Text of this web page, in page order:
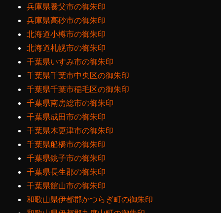
兵庫県養父市の御朱印
兵庫県高砂市の御朱印
北海道小樽市の御朱印
北海道札幌市の御朱印
千葉県いすみ市の御朱印
千葉県千葉市中央区の御朱印
千葉県千葉市稲毛区の御朱印
千葉県南房総市の御朱印
千葉県成田市の御朱印
千葉県木更津市の御朱印
千葉県船橋市の御朱印
千葉県銚子市の御朱印
千葉県長生郡の御朱印
千葉県館山市の御朱印
和歌山県伊都郡かつらぎ町の御朱印